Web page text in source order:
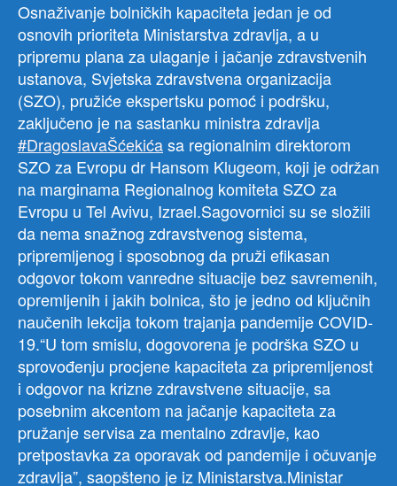
Osnaživanje bolničkih kapaciteta jedan je od
osnovih prioriteta Ministarstva zdravlja, a u
pripremu plana za ulaganje i jačanje zdravstvenih
ustanova, Svjetska zdravstvena organizacija
(SZO), pružiće ekspertsku pomoć i podršku,
zaključeno je na sastanku ministra zdravlja
#DragoslavaŠćekićasa regionalnim direktorom
SZO za Evropu dr Hansom Klugeom, koji je održan
na marginama Regionalnog komiteta SZO za
Evropu u Tel Avivu, Izrael.Sagovornici su se složili
da nema snažnog zdravstvenog sistema,
pripremljenog i sposobnog da pruži efikasan
odgovor tokom vanredne situacije bez savremenih,
opremljenih i jakih bolnica, što je jedno od ključnih
naučenih lekcija tokom trajanja pandemije COVID-
19.“U tom smislu, dogovorena je podrška SZO u
sprovođenju procjene kapaciteta za pripremljenost
i odgovor na krizne zdravstvene situacije, sa
posebnim akcentom na jačanje kapaciteta za
pružanje servisa za mentalno zdravlje, kao
pretpostavka za oporavak od pandemije i očuvanje
zdravlja”, saopšteno je iz Ministarstva.Ministar